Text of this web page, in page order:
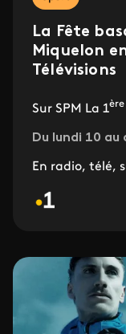
La Fête
Miquelon
Télévisions
Sur SPM La 1ère
Du lundi 10
En radio, télé,